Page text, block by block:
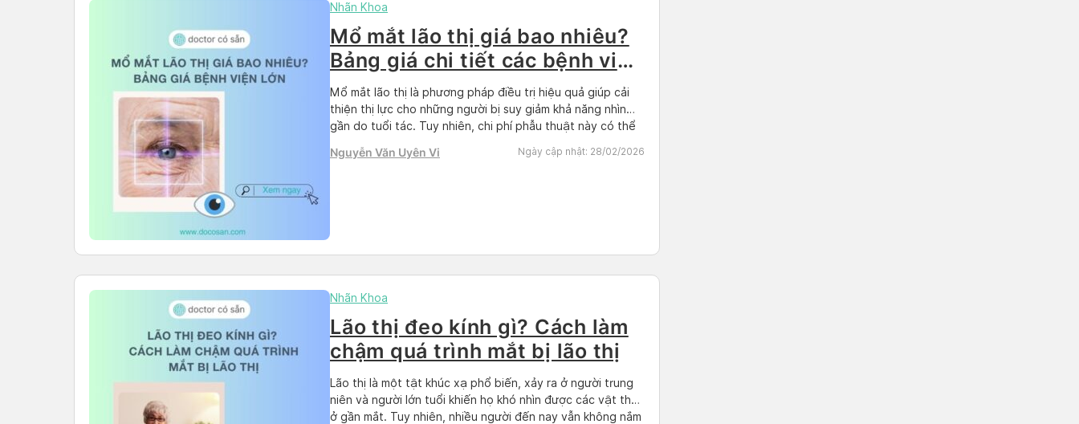
Nhãn Khoa
Mổ mắt lão thị giá bao nhiêu?
Bảng giá chi tiết các bệnh viện
lớn
Mổ mắt lão thị là phương pháp điều trị hiệu quả giúp cải
thiện thị lực cho những người bị suy giảm khả năng nhìn
gần do tuổi tác. Tuy nhiên, chi phí phẫu thuật này có thể
sử dụng. Cùng Docosan tìm hiểu […]
Nguyễn Văn Uyên Vi Ngày cập nhật: 28/02/2026
Nhãn Khoa
Lão thị đeo kính gì? Cách làm
chậm quá trình mắt bị lão thị
Lão thị là một tật khúc xạ phổ biến, xảy ra ở người trung
niên và người lớn tuổi khiến họ khó nhìn được các vật thể
ở gần mắt. Tuy nhiên, nhiều người đến nay vẫn không nắm